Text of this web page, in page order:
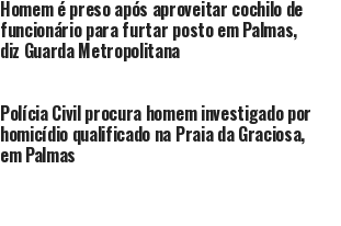
Homem é preso após aproveitar cochilo de
funcionário para furtar posto em Palmas,
diz Guarda Metropolitana
Polícia Civil procura homem investigado por
homicídio qualificado na Praia da Graciosa,
em Palmas